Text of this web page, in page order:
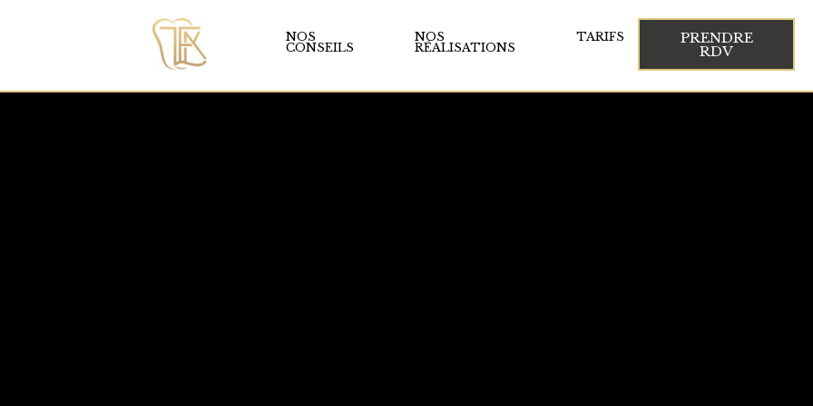
NOS
CONSEILS
NOS
RÉALISATIONS
TARIFS PRENDRE
RDV